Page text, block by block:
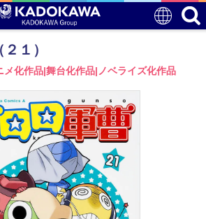
１）
メ化作品|舞台化作品|ノベライズ化作品